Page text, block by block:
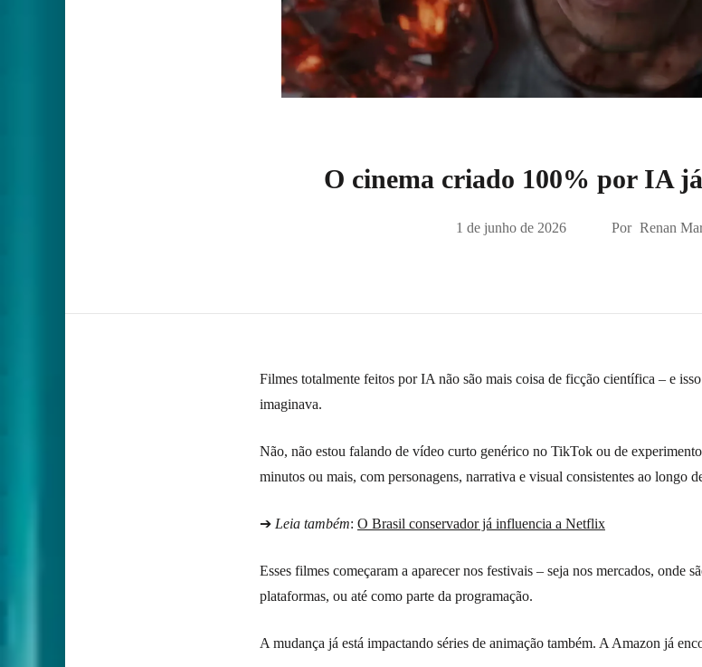
O cinema criado 100% por IA
1 de junho de 2026 Por Renan
Filmes totalmente feitos por IA não são mais coisa de ficção científica – e
imaginava.
Não, não estou falando de vídeo curto genérico no TikTok ou de
minutos ou mais, com personagens, narrativa e visual consistentes ao longo
➔ Leia também: O Brasil conservador já influencia a Netflix
Esses filmes começaram a aparecer nos festivais – seja nos mercados, onde
plataformas, ou até como parte da programação.
A mudança já está impactando séries de animação também. A Amazon já